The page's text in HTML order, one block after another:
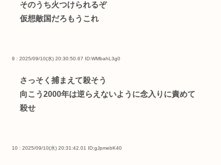
そのうち火つけられるぞ
仮想敵国だろもうこれ
9 : 2025/09/10(水) 20:30:50.67 ID:WMbahL3g0
さっそく捕まえて殺そう
向こう2000年は逆らえないように念入りに責めて
殺せ
10 : 2025/09/10(水) 20:31:42.01 ID:gJpmebK40